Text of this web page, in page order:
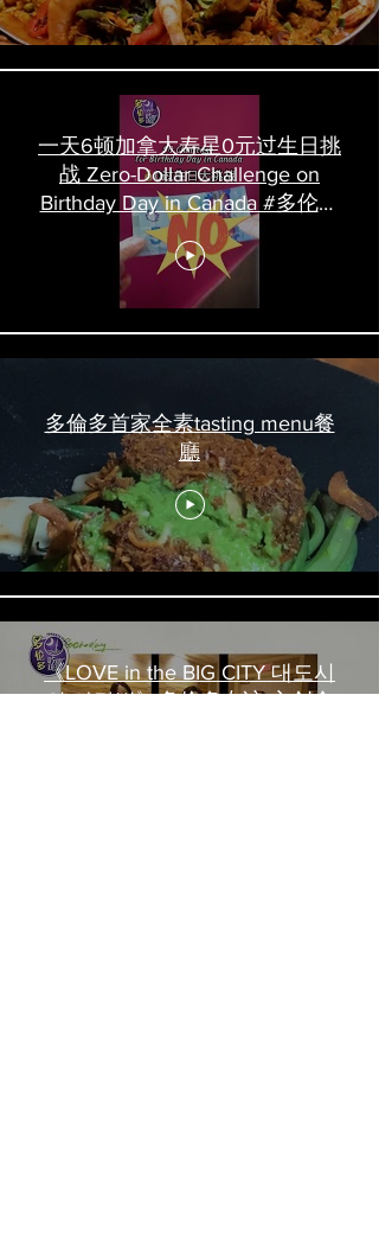
一天6顿加拿大寿星0元过生日挑
战 Zero-Dollar Challenge on
Birthday Day in Canada #多伦多
吃喝玩乐 #多伦多美食
#torontofood
多倫多首家全素tasting menu餐
廳
《LOVE in the BIG CITY 대도시
의 사랑법》多伦多专访 主创金